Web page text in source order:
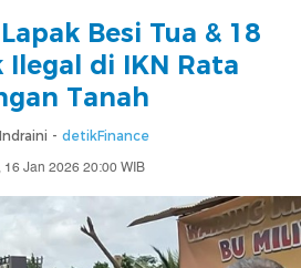
Besi Tua & 18
Ilegal di IKN Rata
Tanah
- detikFinance
16 Jan 2026 20:00 WIB